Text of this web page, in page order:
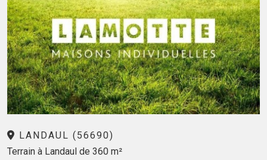
LANDAUL (56690)
Terrain à Landaul de 360 m²